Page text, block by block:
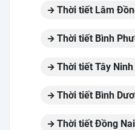
Thời tiết Lâm
Thời tiết Bình
Thời tiết Tây Ninh
Thời tiết Bình
Thời tiết Đồng Nai